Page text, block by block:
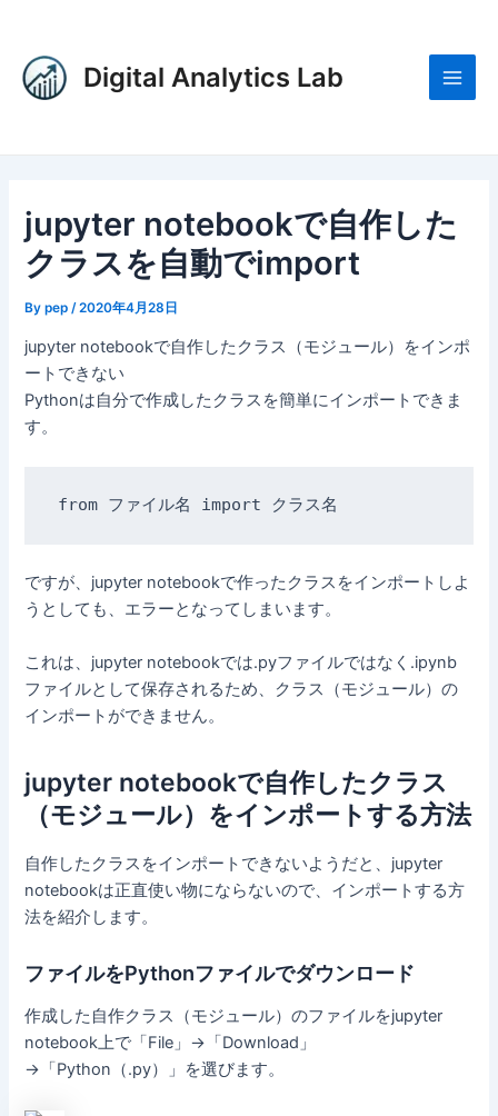
Digital Analytics Lab
jupyter notebookで自作した
クラスを自動でimport
Bypep /2020年4月28日
jupyter notebookで自作したクラス（モジュール）をインポ
ートできない
Pythonは自分で作成したクラスを簡単にインポートできま
す。
from ファイル名 import クラス名
ですが、jupyter notebookで作ったクラスをインポートしよ
うとしても、エラーとなってしまいます。
これは、jupyter notebookでは.pyファイルではなく.ipynb
ファイルとして保存されるため、クラス（モジュール）の
インポートができません。
jupyter notebookで自作したクラス
（モジュール）をインポートする方法
自作したクラスをインポートできないようだと、jupyter
notebookは正直使い物にならないので、インポートする方
法を紹介します。
ファイルをPythonファイルでダウンロード
作成した自作クラス（モジュール）のファイルをjupyter
notebook上で「File」→「Download」
→「Python（.py）」を選びます。